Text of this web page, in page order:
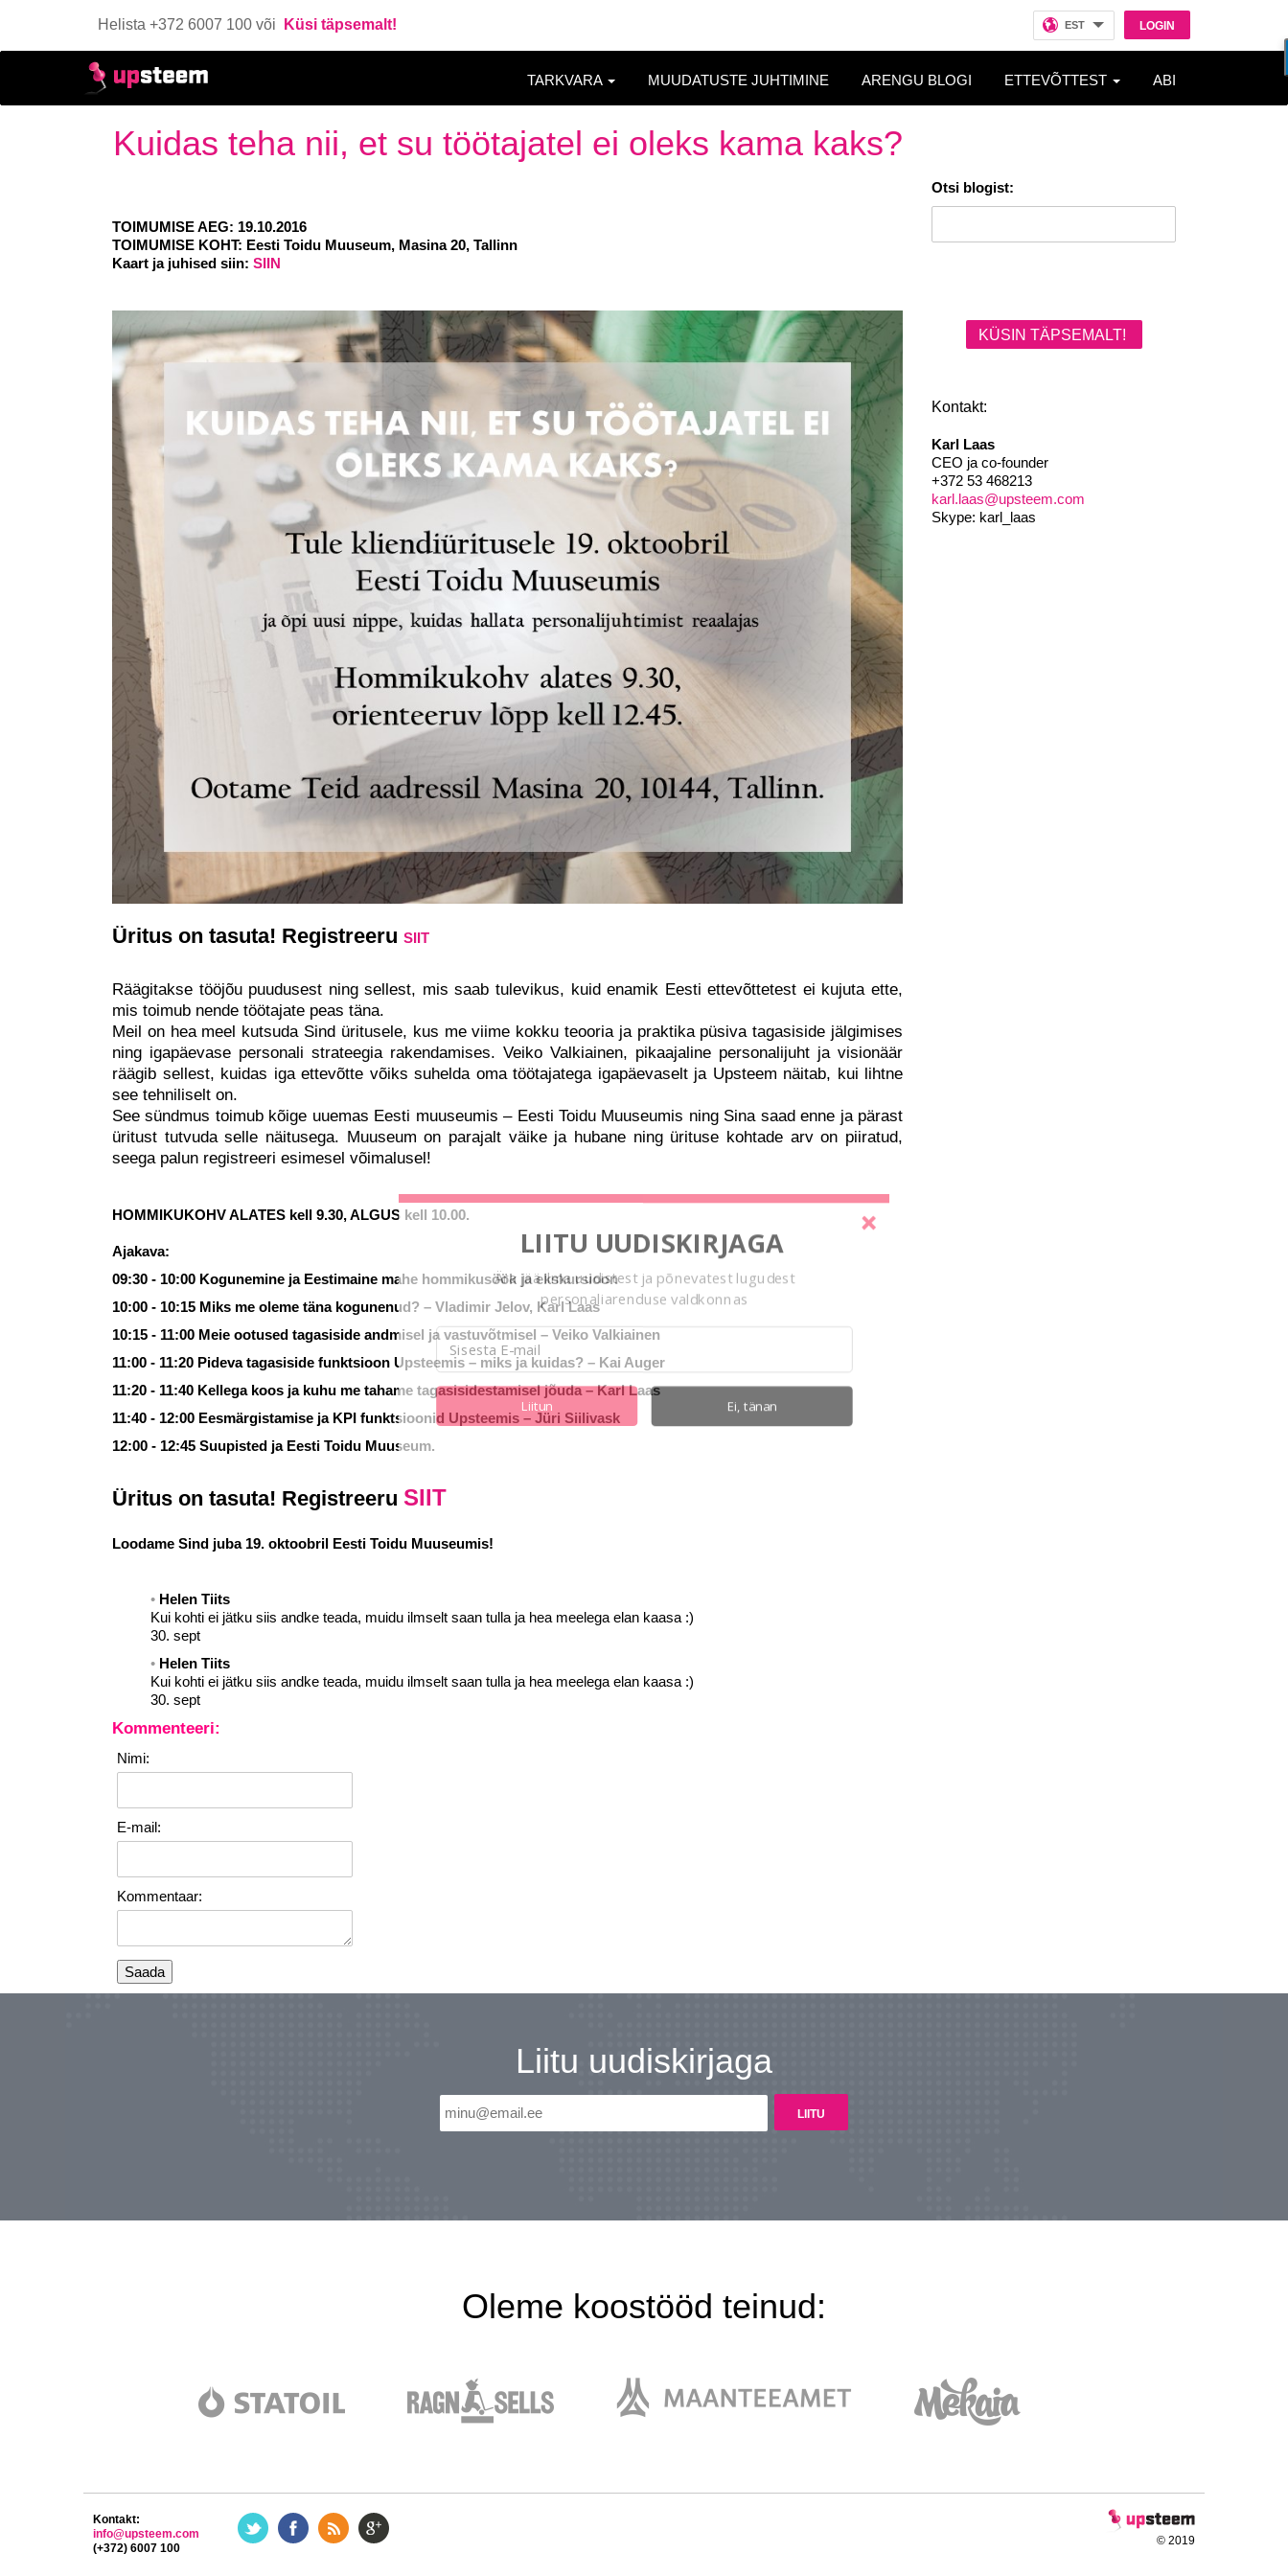
Helista +372 6007 100 või Küsi täpsemalt! LOGIN
EST
TARKVARA MUUDATUSTE JUHTIMINE ARENGU BLOGI ETTEVÕTTEST ABI
Kuidas teha nii, et su töötajatel ei oleks kama kaks?
TOIMUMISE AEG: 19.10.2016
TOIMUMISE KOHT: Eesti Toidu Muuseum, Masina 20, Tallinn
Kaart ja juhised siin: SIIN
Üritus on tasuta! Registreeru SIIT
Räägitakse tööjõu puudusest ning sellest, mis saab tulevikus, kuid enamik Eesti ettevõttetest ei kujuta ette,
mis toimub nende töötajate peas täna.
Meil on hea meel kutsuda Sind üritusele, kus me viime kokku teooria ja praktika püsiva tagasiside jälgimises
ning igapäevase personali strateegia rakendamises. Veiko Valkiainen, pikaajaline personalijuht ja visionäär
räägib sellest, kuidas iga ettevõtte võiks suhelda oma töötajatega igapäevaselt ja Upsteem näitab, kui lihtne
see tehniliselt on.
See sündmus toimub kõige uuemas Eesti muuseumis – Eesti Toidu Muuseumis ning Sina saad enne ja pärast
üritust tutvuda selle näitusega. Muuseum on parajalt väike ja hubane ning ürituse kohtade arv on piiratud,
seega palun registreeri esimesel võimalusel!
HOMMIKUKOHV ALATES kell 9.30, ALGUS kell 10.00.
Ajakava:
09:30 - 10:00 Kogunemine ja Eestimaine mahe hommikusöök ja ekskursioon
10:00 - 10:15 Miks me oleme täna kogunenud? – Vladimir Jelov, Karl Laas
10:15 - 11:00 Meie ootused tagasiside andmisel ja vastuvõtmisel – Veiko Valkiainen
11:00 - 11:20 Pideva tagasiside funktsioon Upsteemis – miks ja kuidas? – Kai Auger
11:20 - 11:40 Kellega koos ja kuhu me tahame tagasisidestamisel jõuda – Karl Laas
11:40 - 12:00 Eesmärgistamise ja KPI funktsioonid Upsteemis – Jüri Siilivask
12:00 - 12:45 Suupisted ja Eesti Toidu Muuseum.
Üritus on tasuta! Registreeru SIIT
Loodame Sind juba 19. oktoobril Eesti Toidu Muuseumis!
Helen Tiits
Kui kohti ei jätku siis andke teada, muidu ilmselt saan tulla ja hea meelega elan kaasa :)
30. sept
Helen Tiits
Kui kohti ei jätku siis andke teada, muidu ilmselt saan tulla ja hea meelega elan kaasa :)
30. sept
Kommenteeri:
Nimi:
E-mail:
Kommentaar:
Otsi blogist:
KÜSIN TÄPSEMALT!
Kontakt:
Karl Laas
CEO ja co-founder
+372 53 468213
karl.laas@upsteem.com
Skype: karl_laas
Liitu uudiskirjaga
Oleme koostööd teinud:
© 2019
Kontakt:
info@upsteem.com
(+372) 6007 100
LIITU UUDISKIRJAGA
Ära jää ilma uudistest ja põnevatest lugudest
personaliarenduse valdkonnas
Ei, tänan
Liitun